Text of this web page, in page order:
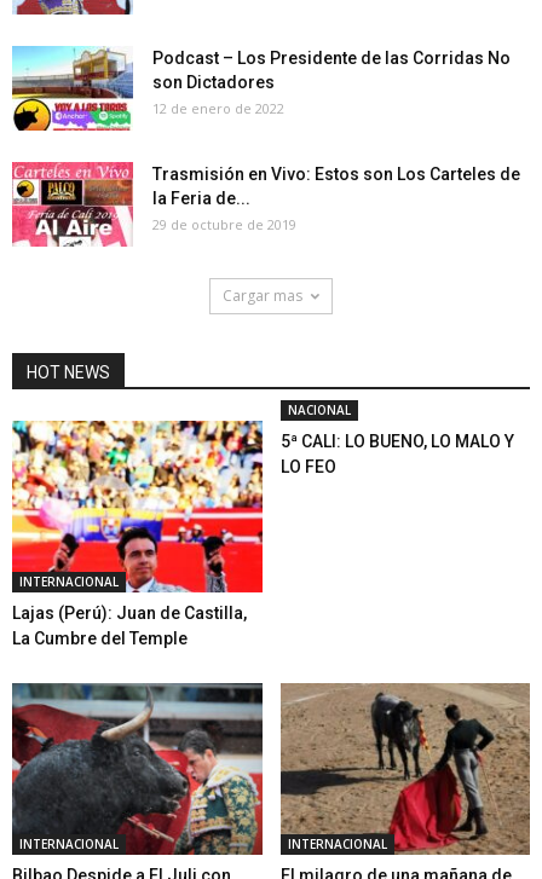
Podcast – Los Presidente de las Corridas No
son Dictadores
12 de enero de 2022
Trasmisión en Vivo: Estos son Los Carteles de
la Feria de...
29 de octubre de 2019
Cargar mas
HOT NEWS
INTERNACIONAL
Lajas (Perú): Juan de Castilla,
La Cumbre del Temple
NACIONAL
5ª CALI: LO BUENO, LO MALO Y
LO FEO
INTERNACIONAL INTERNACIONAL